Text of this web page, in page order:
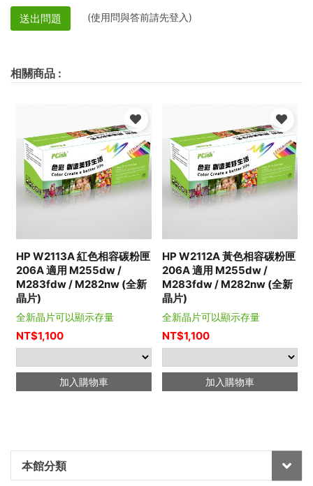
本館分類
送出問題 (使用問與答前請先登入)
相關商品 :
HP W2113A 紅色相容碳粉匣
206A 適用 M255dw /
M283fdw / M282nw (全新
晶片)
全新晶片可以顯示存量
NT$1,100
加入購物車
HP W2112A 黃色相容碳粉匣
206A 適用 M255dw /
M283fdw / M282nw (全新
晶片)
全新晶片可以顯示存量
NT$1,100
加入購物車